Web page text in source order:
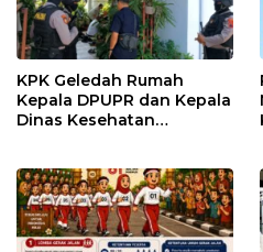
KPK Geledah Rumah
Kepala DPUPR dan Kepala
Dinas Kesehatan